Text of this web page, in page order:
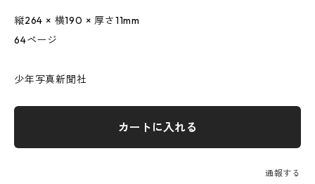
縦264 × 横190 × 厚さ11mm
64ページ
少年写真新聞社
カートに入れる
通報する